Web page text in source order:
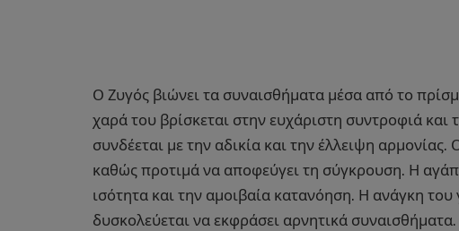
Ο Ζυγός βιώνει τα συναισθήματα μέσα από το
χαρά του βρίσκεται στην ευχάριστη συντροφιά
συνδέεται με την αδικία και την έλλειψη
καθώς προτιμά να αποφεύγει τη σύγκρουση. Η
ισότητα και την αμοιβαία κατανόηση. Η ανάγκη
δυσκολεύεται να εκφράσει αρνητικά συναισθήματα.